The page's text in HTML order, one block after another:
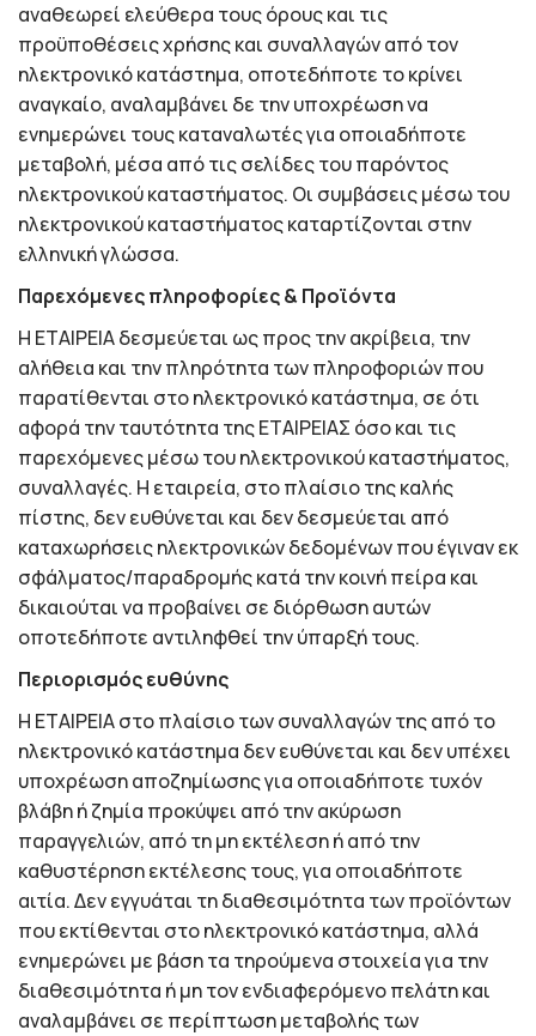
αναθεωρεί ελεύθερα τoυς όρους και τις
προϋποθέσεις χρήσης και συναλλαγών από τον
ηλεκτρονικό κατάστημα, οποτεδήποτε το κρίνει
αναγκαίο, αναλαμβάνει δε την υποχρέωση να
ενημερώνει τους καταναλωτές για οποιαδήποτε
μεταβολή, μέσα από τις σελίδες του παρόντος
ηλεκτρονικού καταστήματος. Οι συμβάσεις μέσω του
ηλεκτρονικού καταστήματος καταρτίζονται στην
ελληνική γλώσσα.
Παρεχόμενες πληροφορίες & Προϊόντα
H ΕΤΑΙΡΕΙΑ δεσμεύεται ως προς την ακρίβεια, την
αλήθεια και την πληρότητα των πληροφοριών που
παρατίθενται στο ηλεκτρονικό κατάστημα, σε ότι
αφορά την ταυτότητα της ΕΤΑΙΡΕΙΑΣ όσο και τις
παρεχόμενες μέσω του ηλεκτρονικού καταστήματος,
συναλλαγές. Η εταιρεία, στο πλαίσιο της καλής
πίστης, δεν ευθύνεται και δεν δεσμεύεται από
καταχωρήσεις ηλεκτρονικών δεδομένων που έγιναν εκ
σφάλματος/παραδρομής κατά την κοινή πείρα και
δικαιούται να προβαίνει σε διόρθωση αυτών
οποτεδήποτε αντιληφθεί την ύπαρξή τους.
Περιορισμός ευθύνης
Η ΕΤΑΙΡΕΙΑ στο πλαίσιο των συναλλαγών της από το
ηλεκτρονικό κατάστημα δεν ευθύνεται και δεν υπέχει
υποχρέωση αποζημίωσης για οποιαδήποτε τυχόν
βλάβη ή ζημία προκύψει από την ακύρωση
παραγγελιών, από τη μη εκτέλεση ή από την
καθυστέρηση εκτέλεσης τους, για οποιαδήποτε
αιτία. Δεν εγγυάται τη διαθεσιμότητα των προϊόντων
που εκτίθενται στο ηλεκτρονικό κατάστημα, αλλά
ενημερώνει με βάση τα τηρούμενα στοιχεία για την
διαθεσιμότητα ή μη τον ενδιαφερόμενο πελάτη και
αναλαμβάνει σε περίπτωση μεταβολής των